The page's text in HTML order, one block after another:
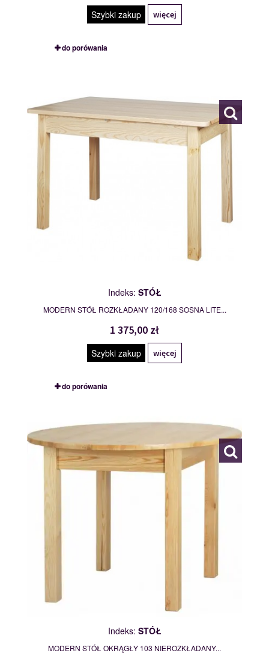
Szybki zakup więcej
do porówania
Indeks: STÓŁ
MODERN STÓŁ ROZKŁADANY 120/168 SOSNA LITE...
1 375,00 zł
Szybki zakup więcej
do porówania
Indeks: STÓŁ
MODERN STÓŁ OKRĄGŁY 103 NIEROZKŁADANY...